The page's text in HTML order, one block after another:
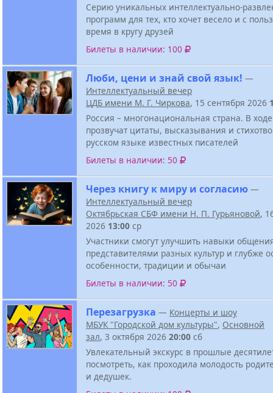
Серию уникальных интеллектуально-
программ для тех, кто хочет весело и с
время в кругу друзей
Билеты в наличии: 100
Люби, цени и знай свой язык! —
Интеллектуальный вечер
ЦДБ имени М. Г. Чиркова, 15 сентября 2026
Россия – многонациональная страна. В
прозвучат цитаты, высказывания и
русском языке известных писателей
Билеты в наличии: 50
Через книгу к миру и согласию —
Интеллектуальный вечер
Октябрьская СБФ имени Н. П. Гурьяновой,
2026 13:00 ср
Участники смогут улучшить навыки
представителями разных культур и глубже
особенности, традиции и обычаи
Билеты в наличии: 50
Перезагрузка — Концерты и шоу
МБУК "Городской дом культуры", Основной
зал, 3 октября 2026 20:00 сб
Увлекательный экскурс в прошлые
посмотреть, как проходила молодость
и дедушек.